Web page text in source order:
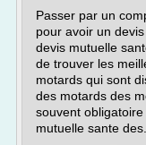
Passer par un
pour avoir un
devis mutuelle
de trouver les
motards qui sont
des motards des
souvent
mutuelle sante des...